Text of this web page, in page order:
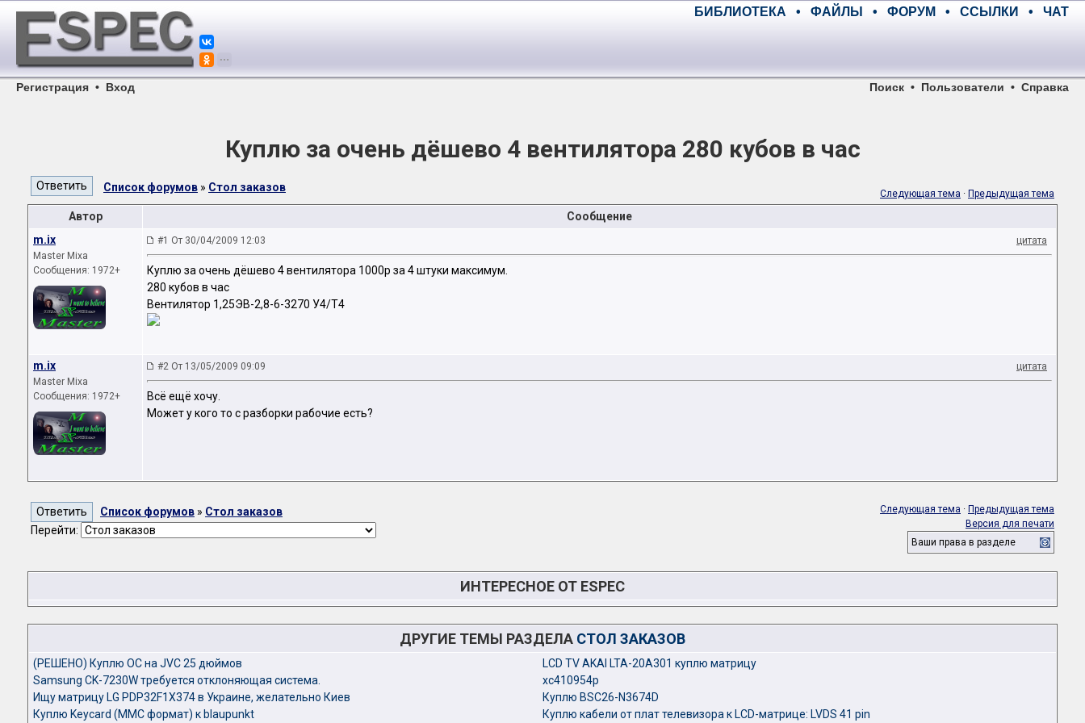
БИБЛИОТЕКА • ФАЙЛЫ • ФОРУМ • ССЫЛКИ • ЧАТ
Регистрация • Вход Поиск • Пользователи • Справка
Куплю за очень дёшево 4 вентилятора 280 кубов в час
Список форумов » Стол заказов Следующая тема · Предыдущая тема
Автор
Сообщение
m.ix
Master Mixa
Сообщения: 1972+
#1 От 30/04/2009 12:03 цитата
Куплю за очень дёшево 4 вентилятора 1000р за 4 штуки максимум.
280 кубов в час
Вентилятор 1,25ЭВ-2,8-6-3270 У4/Т4
m.ix
Master Mixa
Сообщения: 1972+
#2 От 13/05/2009 09:09 цитата
Всё ещё хочу.
Может у кого то с разборки рабочие есть?
Список форумов » Стол заказов
Перейти:
Следующая тема · Предыдущая тема
Версия для печати
Ваши права в разделе
ИНТЕРЕСНОЕ ОТ ESPEC
ДРУГИЕ ТЕМЫ РАЗДЕЛА СТОЛ ЗАКАЗОВ
(РЕШЕНО) Куплю ОС на JVC 25 дюймов
LCD TV AKAI LTA-20A301 куплю матрицу
Samsung CK-7230W требуется отклоняющая система.
xc410954p
Ищу матрицу LG PDP32F1X374 в Украине, желательно Киев
Куплю BSC26-N3674D
Куплю Keycard (MMC формат) к blaupunkt
Куплю кабели от плат телевизора к LCD-матрице: LVDS 41 pin